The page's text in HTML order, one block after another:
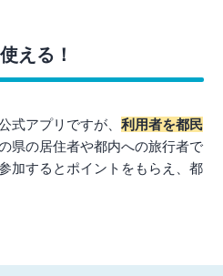
える！
式アプリですが、 利用者を都民
県の居住者や都内への旅行者で
加するとポイントをもらえ、都